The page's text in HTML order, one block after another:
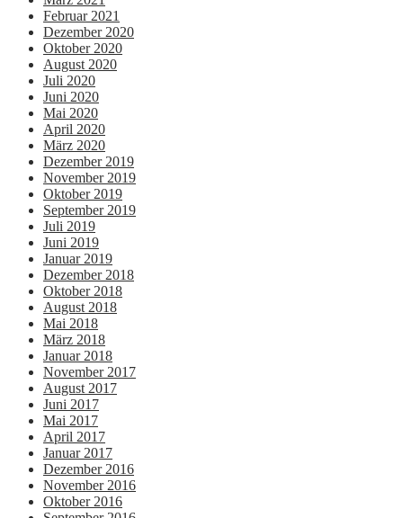
Februar 2021
Dezember 2020
Oktober 2020
August 2020
Juli 2020
Juni 2020
Mai 2020
April 2020
März 2020
Dezember 2019
November 2019
Oktober 2019
September 2019
Juli 2019
Juni 2019
Januar 2019
Dezember 2018
Oktober 2018
August 2018
Mai 2018
März 2018
Januar 2018
November 2017
August 2017
Juni 2017
Mai 2017
April 2017
Januar 2017
Dezember 2016
November 2016
Oktober 2016